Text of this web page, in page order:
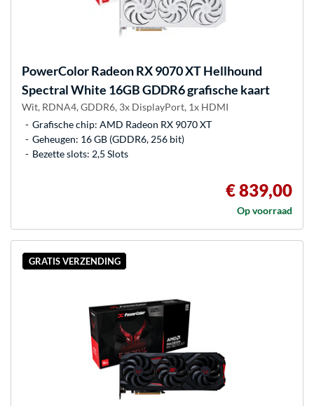
PowerColorRadeon RX 9070 XT Hellhound
Spectral White 16GB GDDR6 grafische kaart
Wit, RDNA4, GDDR6, 3x DisplayPort, 1x HDMI
Grafische chip: AMD Radeon RX 9070 XT
Geheugen: 16 GB (GDDR6, 256 bit)
Bezette slots: 2,5 Slots
€ 839,00
Op voorraad
GRATIS VERZENDING